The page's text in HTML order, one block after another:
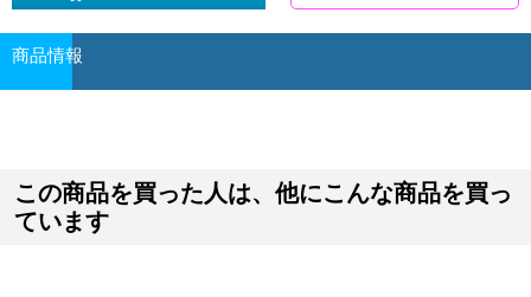
商品情報
この商品を買った人は、他にこんな商品を買っ
ています